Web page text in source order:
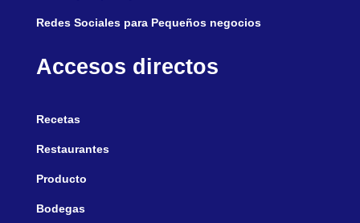
Redes Sociales para Pequeños negocios
Accesos directos
Recetas
Restaurantes
Producto
Bodegas